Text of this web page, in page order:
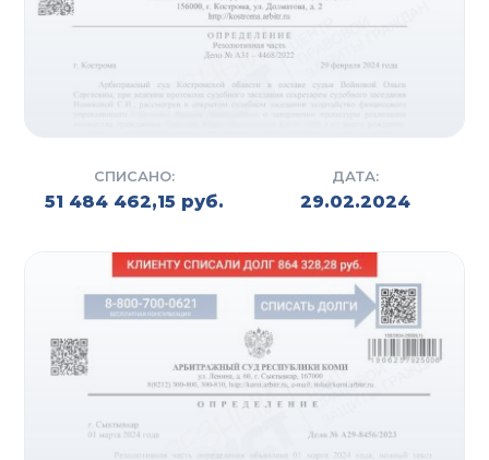
СПИСАНО:
51 484 462,15 руб.
ДАТА:
29.02.2024